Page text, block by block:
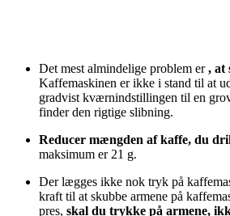
Det mest almindelige problem er, at
Kaffemaskinen er ikke i stand til at
gradvist kværnindstillingen til en
finder den rigtige slibning.
Reducer mængden af kaffe, du
maksimum er 21 g.
Der lægges ikke nok tryk på
kraft til at skubbe armene på
pres, skal du trykke på armene,